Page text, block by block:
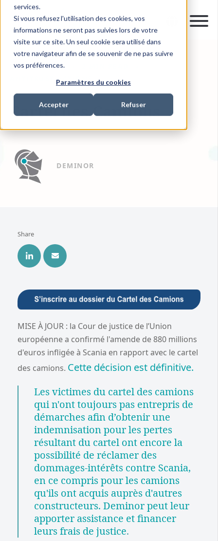
services.
Si vous refusez l'utilisation des cookies, vos
informations ne seront pas suivies lors de votre
visite sur ce site. Un seul cookie sera utilisé dans
votre navigateur afin de se souvenir de ne pas suivre
vos préférences.
Paramètres du cookies
Accepter Refuser
03 FÉVR. 2024
ANTITRUST ACTIONS
Cartel des Camions
DEMINOR
Share
MISE À JOUR : la Cour de justice de l’Union
européenne a confirmé l'amende de 880 millions
d'euros infligée à Scania en rapport avec le cartel
des camions. Cette décision est définitive.
Les victimes du cartel des camions
qui n'ont toujours pas entrepris de
démarches afin d’obtenir une
indemnisation pour les pertes
résultant du cartel ont encore la
possibilité de réclamer des
dommages-intérêts contre Scania,
en ce compris pour les camions
qu'ils ont acquis auprès d'autres
constructeurs. Deminor peut leur
apporter assistance et financer
leurs frais de justice.